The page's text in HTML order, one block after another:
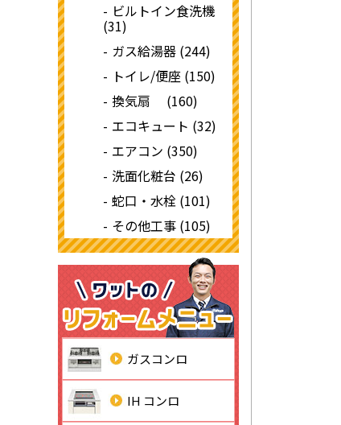
ビルトイン食洗機
(31)
ガス給湯器 (244)
トイレ/便座 (150)
換気扇 (160)
エコキュート (32)
エアコン (350)
洗面化粧台 (26)
蛇口・水栓 (101)
その他工事 (105)
ガスコンロ
IH コンロ